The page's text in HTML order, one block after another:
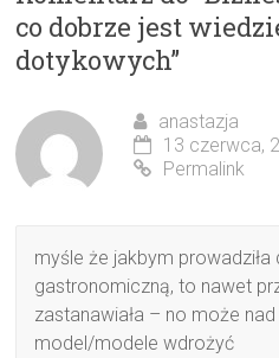
co dobrze jest
dotykowych”
anastazja
13 czerwca,
Permalink
myśle że jakbym prowadziła
gastronomiczną, to nawet
zastanawiała – no może
model/modele wdrożyć